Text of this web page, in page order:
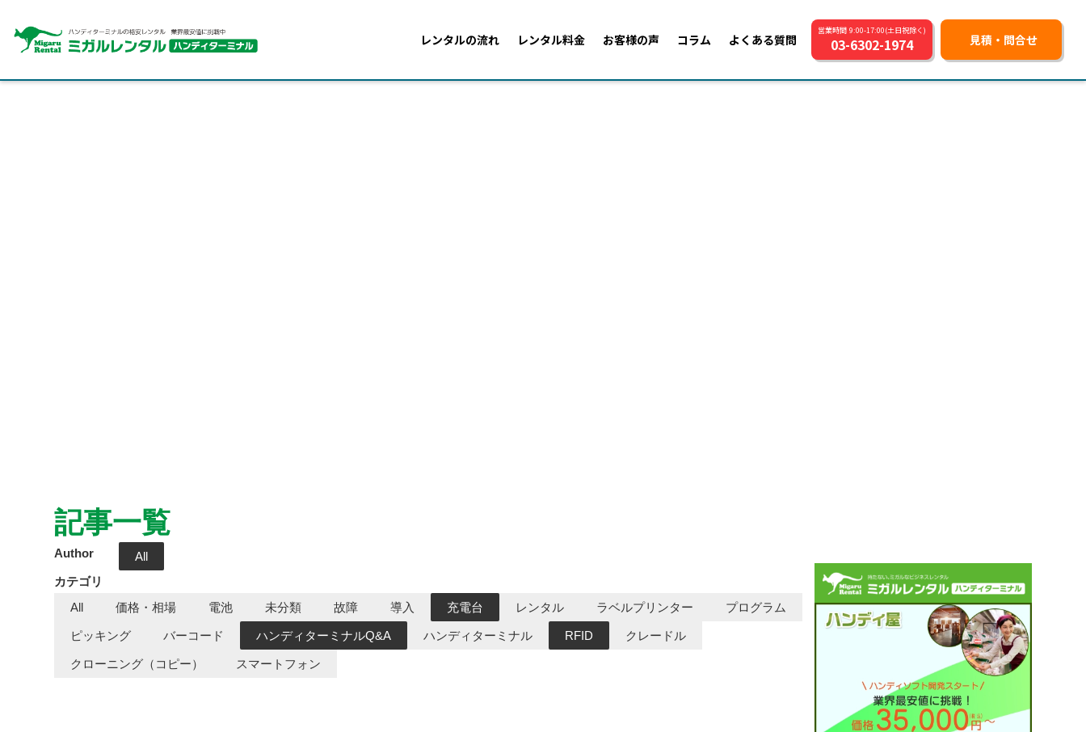
記事一覧
Author
All
カテゴリ
All
価格・相場 電池 未分類 故障 導入 充電台 レンタル ラベルプリンター プログラム
ピッキング バーコード ハンディターミナルQ&A ハンディターミナル RFID クレードル
クローニング（コピー） スマートフォン
レンタルの流れ レンタル料金 お客様の声 コラム よくある質問
営業時間 9:00-17:00(土日祝除く)
03-6302-1974 見積・問合せ